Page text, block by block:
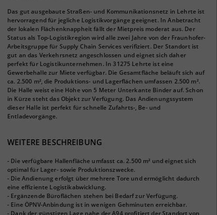
Das gut ausgebaute Straßen- und Kommunikationsnetz in Lehrte ist
hervorragend für jegliche Logistikvorgänge geeignet. In Anbetracht
der lokalen Flächenknappheit fällt der Mietpreis moderat aus. Der
Status als Top-Logistikregion wird alle zwei Jahre von der Fraunhofer-
Arbeitsgruppe für Supply Chain Services verifiziert. Der Standort ist
gut an das Verkehrsnetz angeschlossen und eignet sich daher
perfekt für Logistikunternehmen. In 31275 Lehrte ist eine
Gewerbehalle zur Miete verfügbar. Die Gesamtfläche beläuft sich auf
ca. 2.500 m², die Produktions- und Lagerflächen umfassen 2.500 m².
Die Halle weist eine Höhe von 5 Meter Unterkante Binder auf. Schon
in Kürze steht das Objekt zur Verfügung. Das Andienungssystem
dieser Halle ist perfekt für schnelle Zufahrts-, Be- und
Entladevorgänge.
WEITERE BESCHREIBUNG
- Die verfügbare Hallenfläche umfasst ca. 2.500 m² und eignet sich
optimal für Lager- sowie Produktionszwecke.
- Die Andienung erfolgt über mehrere Tore und ermöglicht dadurch
eine effiziente Logistikabwicklung.
- Ergänzende Büroflächen stehen bei Bedarf zur Verfügung.
- Eine ÖPNV-Anbindung ist in wenigen Gehminuten erreichbar.
- Dank der günstigen Lage nahe der A94 profitiert der Standort von